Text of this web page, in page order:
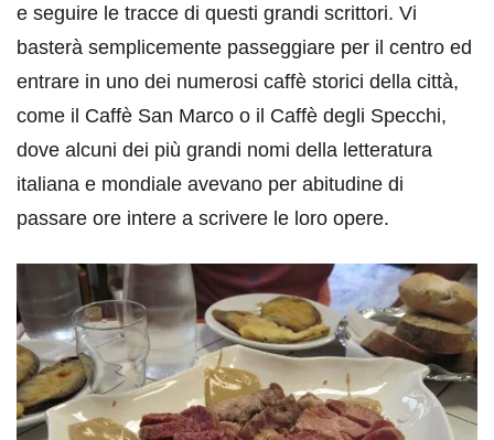
e seguire le tracce di questi grandi scrittori. Vi
basterà semplicemente passeggiare per il centro ed
entrare in uno dei numerosi caffè storici della città,
come il Caffè San Marco o il Caffè degli Specchi,
dove alcuni dei più grandi nomi della letteratura
italiana e mondiale avevano per abitudine di
passare ore intere a scrivere le loro opere.